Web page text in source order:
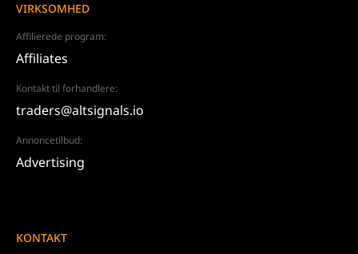
VIRKSOMHED
Affilierede program:
Affiliates
Kontakt til forhandlere:
traders@altsignals.io
Annoncetilbud:
Advertising
KONTAKT